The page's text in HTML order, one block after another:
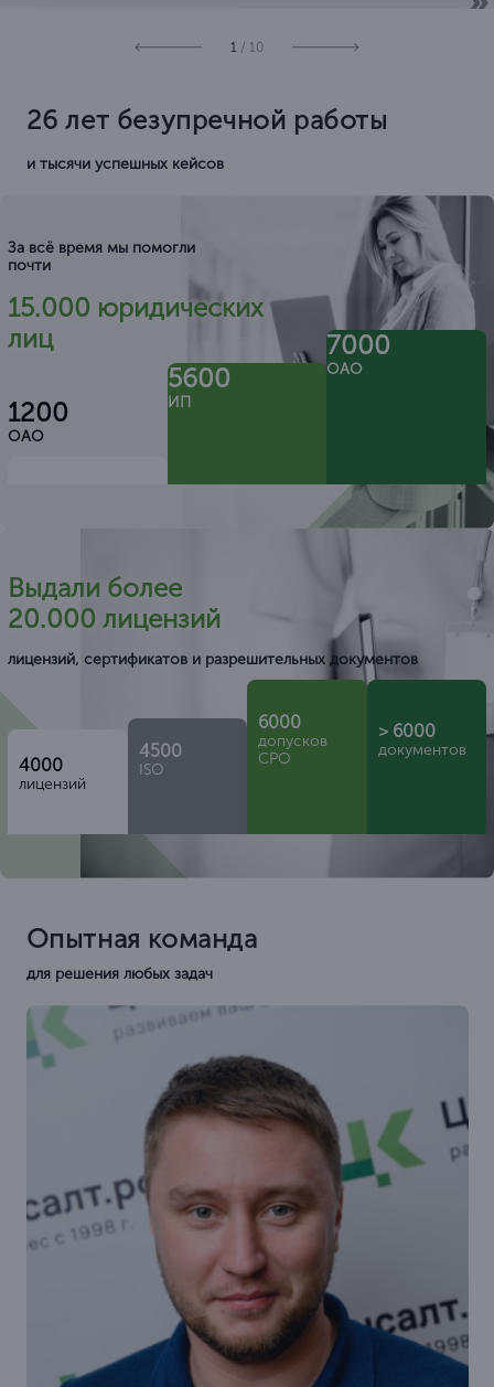
1 / 10
26 лет безупречной работы
и тысячи успешных кейсов
За всё время мы помогли
почти
15.000 юридических
лиц
1200
ОАО
5600
ИП
7000
ОАО
Выдали более
20.000 лицензий
лицензий, сертификатов и разрешительных документов
4000
лицензий
4500
ISO
6000
допусков
СРО
> 6000
документов
Опытная команда
для решения любых задач